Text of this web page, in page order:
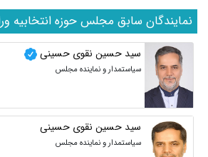
نمایندگان سابق مجلس حوزه انتخابیه
سید حسین نقوی حسینی
سیاستمدار و نماینده مجلس
سید حسین نقوی حسینی
سیاستمدار و نماینده مجلس